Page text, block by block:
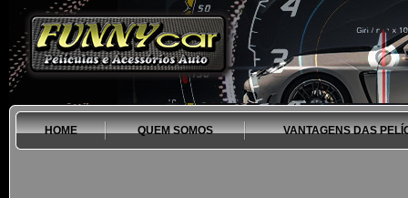
HOME QUEM SOMOS VANTAGENS DAS